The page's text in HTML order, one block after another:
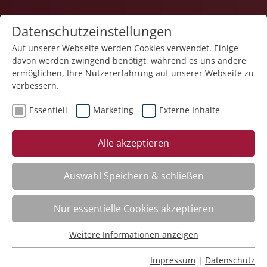
1
Veranstaltung "Digitale Lebenswelt – Online-
Impulse – Gaming" (Nr. 16) wurde in den
Warenkorb gelegt.
Achtsame Berührung – neueste Forschungen
261402
Wann:
Mo.12.10.2026, 9.00 Uhr
Schloss Liebenau
Status:
Anmeldung auf Warteliste
Datenschutzeinstellungen
Auf unserer Webseite werden Cookies verwendet. Einige
davon werden zwingend benötigt, während es uns andere
ermöglichen, Ihre Nutzererfahrung auf unserer Webseite zu
verbessern.
Essentiell Marketing Externe Inhalte
Alle akzeptieren
Auswahl Speichern & schließen
Nur essentielle Cookies akzeptieren
Essentielle Cookies werden für grundlegende Funktionen
Weitere Informationen anzeigen
Impressum | Datenschutz